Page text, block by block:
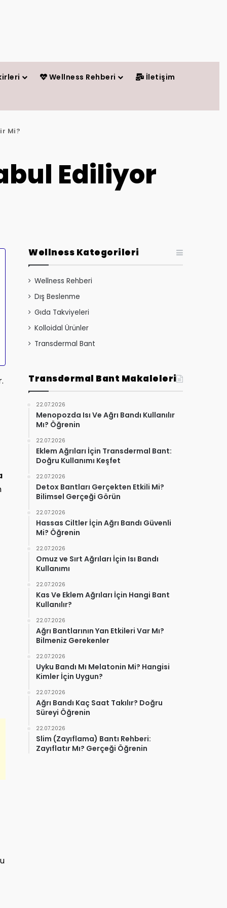
Wellness Rehberi İletişim
Mi?
Ediliyor
Wellness Kategorileri
Wellness Rehberi
Dış Beslenme
Gıda Takviyeleri
Kolloidal Ürünler
Transdermal Bant
Transdermal Bant Makaleleri
22.07.2026
Menopozda Isı Ve Ağrı Bandı Kullanılır
Mı? Öğrenin
22.07.2026
Eklem Ağrıları İçin Transdermal Bant:
Doğru Kullanımı Keşfet
22.07.2026
Detox Bantları Gerçekten Etkili Mi?
Bilimsel Gerçeği Görün
22.07.2026
Hassas Ciltler İçin Ağrı Bandı Güvenli
Mi? Öğrenin
22.07.2026
Omuz ve Sırt Ağrıları İçin Isı Bandı
Kullanımı
22.07.2026
Kas Ve Eklem Ağrıları İçin Hangi Bant
Kullanılır?
22.07.2026
Ağrı Bantlarının Yan Etkileri Var Mı?
Bilmeniz Gerekenler
22.07.2026
Uyku Bandı Mı Melatonin Mi? Hangisi
Kimler İçin Uygun?
22.07.2026
Ağrı Bandı Kaç Saat Takılır? Doğru
Süreyi Öğrenin
22.07.2026
Slim (Zayıflama) Bantı Rehberi:
Zayıflatır Mı? Gerçeği Öğrenin